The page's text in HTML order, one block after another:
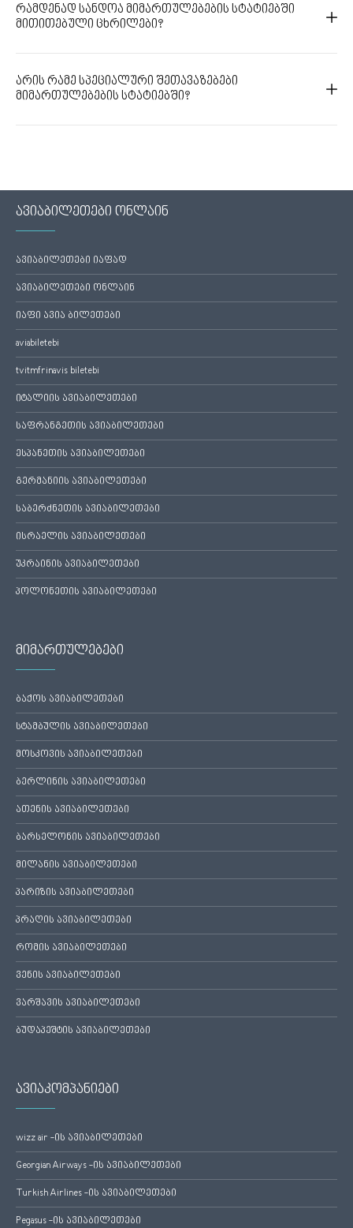
რამდენად სანდოა მიმართულებების სტატიებში
მითითებული ცხრილები?
არის რამე სპეციალური შეთავაზებები
მიმართულებების სტატიებში?
ავიაბილეთები ონლაინ
ავიაბილეთები იაფად
ავიაბილეთები ონლაინ
იაფი ავია ბილეთები
aviabiletebi
tvitmfrinavis biletebi
იტალიის ავიაბილეთები
საფრანგეთის ავიაბილეთები
ესპანეთის ავიაბილეთები
გერმანიის ავიაბილეთები
საბერძნეთის ავიაბილეთები
ისრაელის ავიაბილეთები
უკრაინის ავიაბილეთები
პოლონეთის ავიაბილეთები
მიმართულებები
ბაქოს ავიაბილეთები
სტამბულის ავიაბილეთები
მოსკოვის ავიაბილეთები
ბერლინის ავიაბილეთები
ათენის ავიაბილეთები
ბარსელონის ავიაბილეთები
მილანის ავიაბილეთები
პარიზის ავიაბილეთები
პრაღის ავიაბილეთები
რომის ავიაბილეთები
ვენის ავიაბილეთები
ვარშავის ავიაბილეთები
ბუდაპეშტის ავიაბილეთები
ავიაკომპანიები
wizz air -ის ავიაბილეთები
Georgian Airways -ის ავიაბილეთები
Turkish Airlines -ის ავიაბილეთები
Pegasus -ის ავიაბილეთები